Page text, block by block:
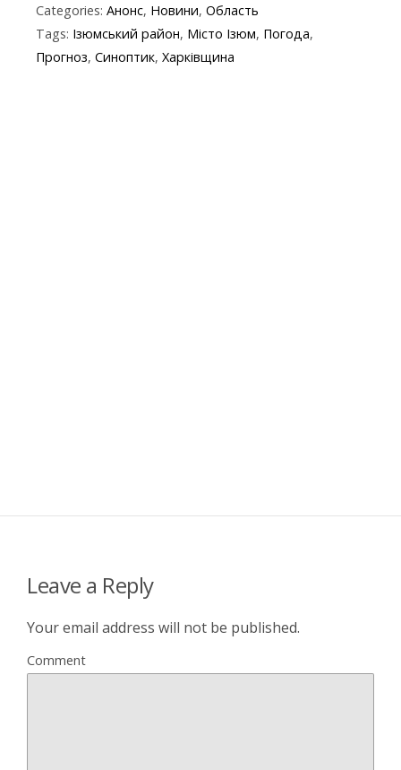
e
b
itt
er
e
gr
er at
s
y
p
t ai
l
Categories: Анонс, Новини, Область
Tags: Ізюмський район, Місто Ізюм, Погода,
Прогноз, Синоптик, Харківщина
Leave a Reply
Your email address will not be published.
Comment